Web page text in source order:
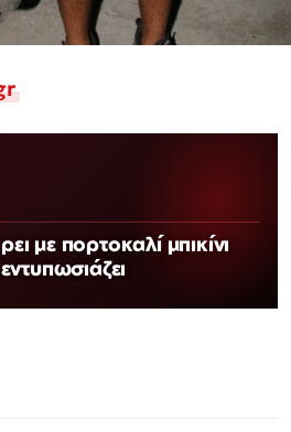
με πορτοκαλί μπικίνι